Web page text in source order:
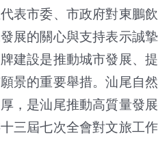
表市委、市政府對東鵬飲
展的關心與支持表示誠摯
建設是推動城市發展、提
景的重要舉措。汕尾自然
，是汕尾推動高質量發展
三屆七次全會對文旅工作